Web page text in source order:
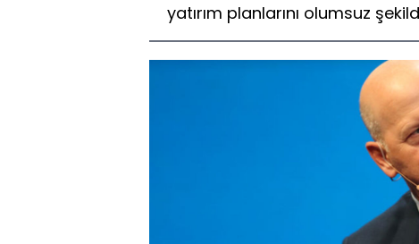
yatırım planlarını olumsuz